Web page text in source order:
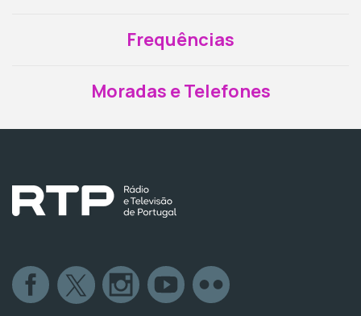
Frequências
Moradas e Telefones